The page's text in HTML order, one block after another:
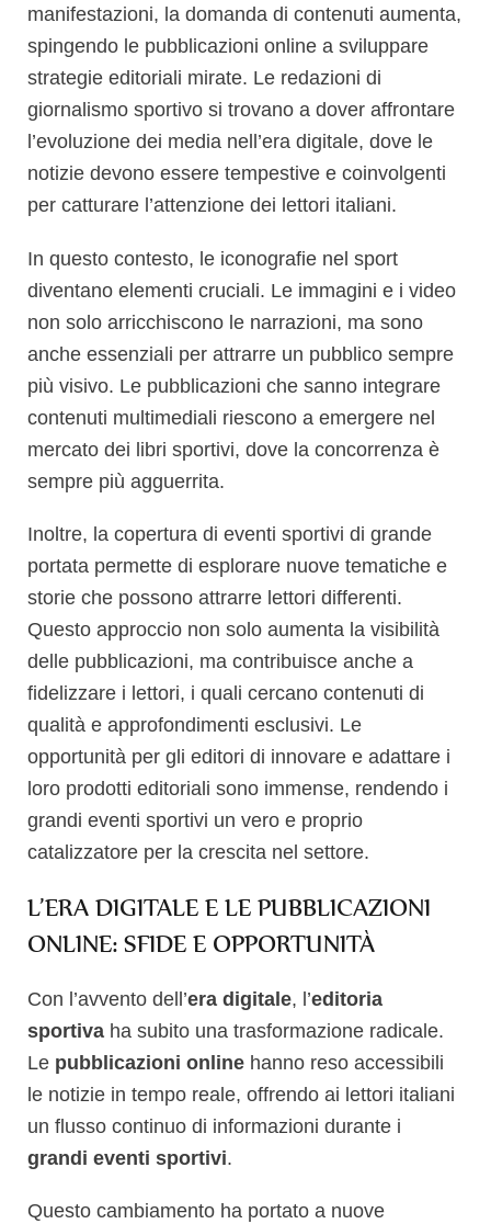
manifestazioni, la domanda di contenuti aumenta,
spingendo le pubblicazioni online a sviluppare
strategie editoriali mirate. Le redazioni di
giornalismo sportivo si trovano a dover affrontare
l’evoluzione dei media nell’era digitale, dove le
notizie devono essere tempestive e coinvolgenti
per catturare l’attenzione dei lettori italiani.
In questo contesto, le iconografie nel sport
diventano elementi cruciali. Le immagini e i video
non solo arricchiscono le narrazioni, ma sono
anche essenziali per attrarre un pubblico sempre
più visivo. Le pubblicazioni che sanno integrare
contenuti multimediali riescono a emergere nel
mercato dei libri sportivi, dove la concorrenza è
sempre più agguerrita.
Inoltre, la copertura di eventi sportivi di grande
portata permette di esplorare nuove tematiche e
storie che possono attrarre lettori differenti.
Questo approccio non solo aumenta la visibilità
delle pubblicazioni, ma contribuisce anche a
fidelizzare i lettori, i quali cercano contenuti di
qualità e approfondimenti esclusivi. Le
opportunità per gli editori di innovare e adattare i
loro prodotti editoriali sono immense, rendendo i
grandi eventi sportivi un vero e proprio
catalizzatore per la crescita nel settore.
L’ERA DIGITALE E LE PUBBLICAZIONI
ONLINE: SFIDE E OPPORTUNITÀ
Con l’avvento dell’era digitale, l’editoria
sportiva ha subito una trasformazione radicale.
Le pubblicazioni online hanno reso accessibili
le notizie in tempo reale, offrendo ai lettori italiani
un flusso continuo di informazioni durante i
grandi eventi sportivi.
Questo cambiamento ha portato a nuove